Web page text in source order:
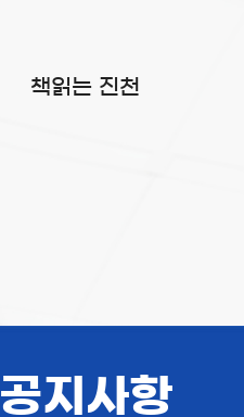
책읽는 진천
공지사항